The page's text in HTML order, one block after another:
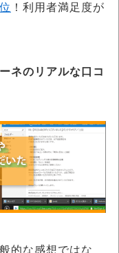
！利用者満足度が
ネのリアルな口コ
的な感想ではな